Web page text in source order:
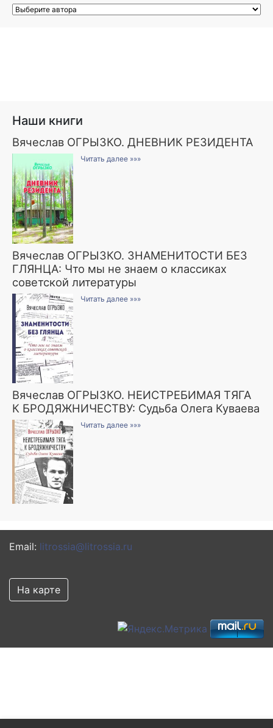
Наши книги
Вячеслав ОГРЫЗКО. ДНЕВНИК РЕЗИДЕНТА
Читать далее »»»
Вячеслав ОГРЫЗКО. ЗНАМЕНИТОСТИ БЕЗ
ГЛЯНЦА: Что мы не знаем о классиках
советской литературы
Читать далее »»»
Вячеслав ОГРЫЗКО. НЕИСТРЕБИМАЯ ТЯГА
К БРОДЯЖНИЧЕСТВУ: Судьба Олега Куваева
Читать далее »»»
Email: litrossia@litrossia.ru
На карте